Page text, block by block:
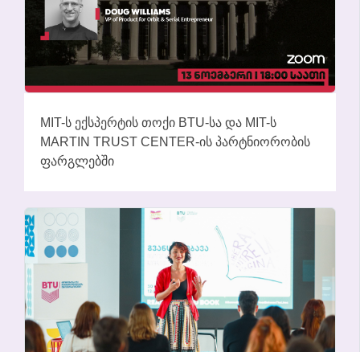
MIT-Ს ᲔᲥᲡᲞᲔᲠᲢᲘᲡ ᲗᲝᲥᲘ BTU-ᲡᲐ ᲓᲐ MIT-Ს
MARTIN TRUST CENTER-ᲘᲡ ᲞᲐᲠᲢᲜᲘᲝᲠᲝᲑᲘᲡ
ᲤᲐᲠᲒᲚᲔᲑᲨᲘ